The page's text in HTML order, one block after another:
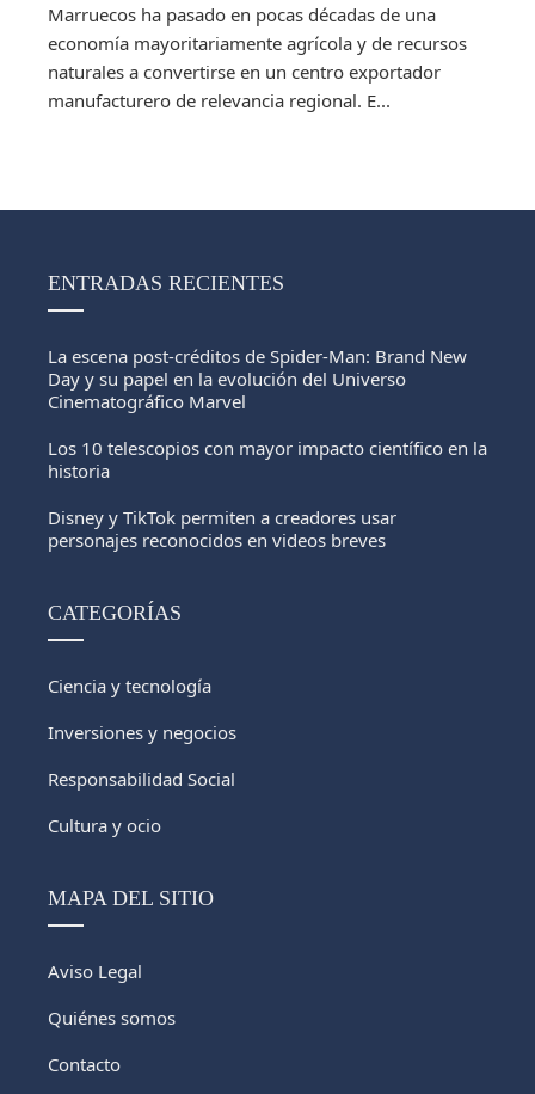
Marruecos ha pasado en pocas décadas de una
economía mayoritariamente agrícola y de recursos
naturales a convertirse en un centro exportador
manufacturero de relevancia regional. E...
ENTRADAS RECIENTES
La escena post-créditos de Spider-Man: Brand New
Day y su papel en la evolución del Universo
Cinematográfico Marvel
Los 10 telescopios con mayor impacto científico en la
historia
Disney y TikTok permiten a creadores usar
personajes reconocidos en videos breves
CATEGORÍAS
Ciencia y tecnología
Inversiones y negocios
Responsabilidad Social
Cultura y ocio
MAPA DEL SITIO
Aviso Legal
Quiénes somos
Contacto